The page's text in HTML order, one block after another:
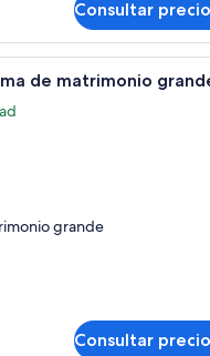
Consultar
Una
de matrimonio
grande
Consultar